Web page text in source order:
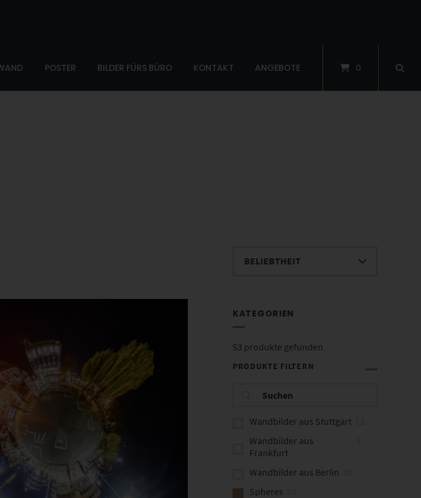
POSTER BILDER FÜRS BÜRO KONTAKT ANGEBOTE 0
Dieses Produkt weist mehrere Varianten auf. Die Optionen können auf der Produktseite gewählt werden
KATEGORIEN
53 produkte gefunden
PRODUKTE FILTERN
Wandbilder aus Stuttgart
Wandbilder aus
Frankfurt
Wandbilder aus Berlin
Spheres